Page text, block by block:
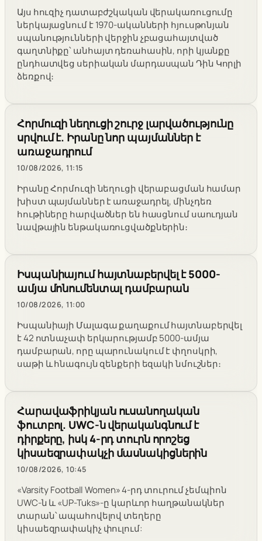
Այս հուզիչ դատաբժշկական վերակառուցումը
ներկայացնում է 1970-ականների հյուսթոնյան
սպանությունների վերջին չբացահայտված
գաղտնիքը՝ անհայտ դեռահասին, որի կյանքը
ընդհատվեց սերիական մարդասպան Դին Կորլի
ձեռքով։
Հորմուզի նեղուցի շուրջ լարվածությունը
սրվում է. Իրանը նոր պայմաններ է
առաջադրում
10/08/2026, 11:15
Իրանը Հորմուզի նեղուցի վերաբացման համար
խիստ պայմաններ է առաջադրել, մինչդեռ
հութիները հարվածներ են հասցնում սաուդյան
նավթային ենթակառուցվածքներին։
Իսպանիայում հայտնաբերվել է 5000-
ամյա մոնումենտալ դամբարան
10/08/2026, 11:00
Իսպանիայի Մալագա քաղաքում հայտնաբերվել
է 42 ոտնաչափ երկարությամբ 5000-ամյա
դամբարան, որը պարունակում է փղոսկրի,
սաթի և հնագույն զենքերի եզակի նմուշներ։
Հարավաֆրիկյան ուսանողական
ֆուտբոլ. UWC-ն վերականգնում է
դիրքերը, իսկ 4-րդ տուրն որոշեց
կիսաեզրափակչի մասնակիցներին
10/08/2026, 10:45
«Varsity Football Women» 4-րդ տուրում չեմպիոն
UWC-ն և «UP-Tuks»-ը կարևոր հաղթանակներ
տարան՝ ապահովելով տեղերը
կիսաեզրափակիչ փուլում: